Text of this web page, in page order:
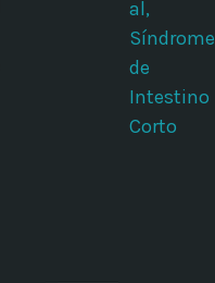
al,
Síndrome
de
Intestino
Corto